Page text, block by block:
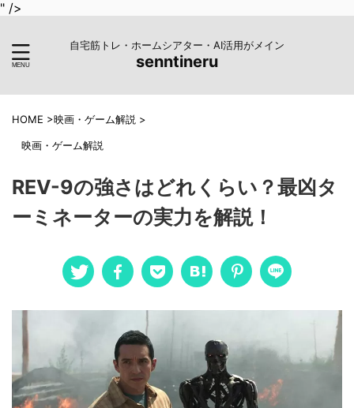
" />
自宅筋トレ・ホームシアター・AI活用がメイン
senntineru
HOME >映画・ゲーム解説 >
映画・ゲーム解説
REV-9の強さはどれくらい？最凶タ
ーミネーターの実力を解説！